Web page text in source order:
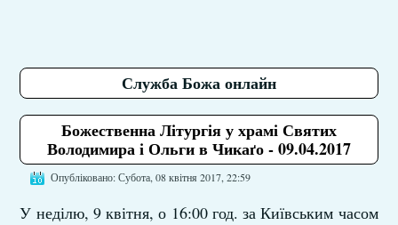
Служба Божа онлайн
Божественна Літургія у храмі Святих
Володимира і Ольги в Чикаґо - 09.04.2017
Опубліковано: Субота, 08 квітня 2017, 22:59
У неділю, 9 квітня, о 16:00 год. за Київським часом